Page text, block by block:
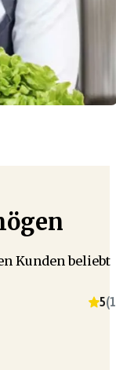
Kunden beliebt
5(